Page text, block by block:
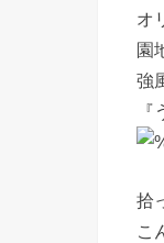
オ
園
強
拾
こ